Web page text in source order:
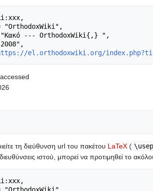
el.orthodoxwiki.org/
τη διεύθυνση url του πακέτου LaTeX (
ιστού, μπορεί να προτιμηθεί το